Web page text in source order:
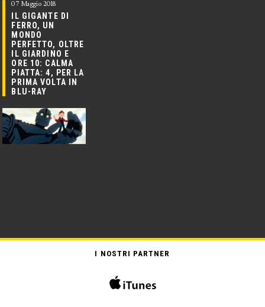
07 Maggio 2018
IL GIGANTE DI
FERRO, UN
MONDO
PERFETTO, OLTRE
IL GIARDINO E
ORE 10: CALMA
PIATTA: 4, PER LA
PRIMA VOLTA IN
BLU-RAY
I NOSTRI PARTNER